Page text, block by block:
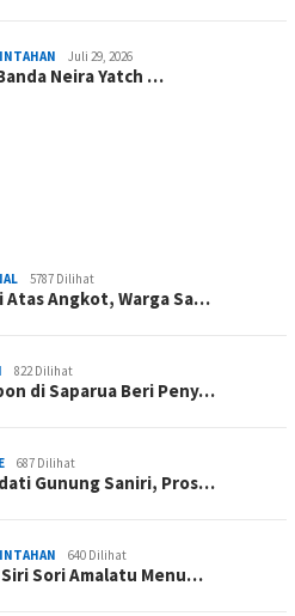
Juli 29, 2026
Neira Yatch …
5787 Dilihat
Atas Angkot, Warga Sa…
822 Dilihat
di Saparua Beri Peny…
687 Dilihat
Gunung Saniri, Pros…
640 Dilihat
Sori Amalatu Menu…